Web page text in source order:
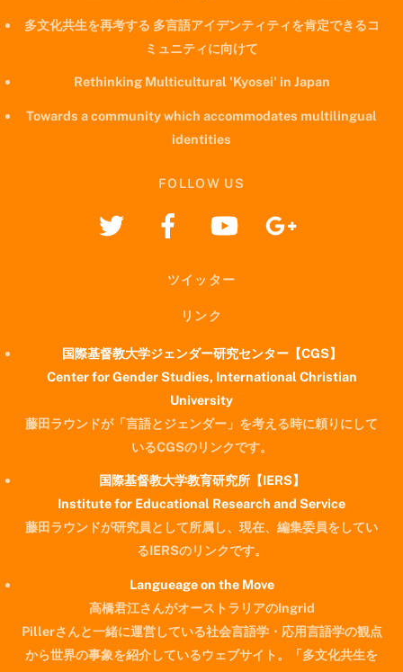
多文化共生を再考する 多言語アイデンティティを肯定できるコ
ミュニティに向けて
Rethinking Multicultural 'Kyosei' in Japan
Towards a community which accommodates multilingual
identities
FOLLOW US
ツイッター
リンク
国際基督教大学ジェンダー研究センター【CGS】
Center for Gender Studies, International Christian
University
藤田ラウンドが「言語とジェンダー」を考える時に頼りにして
いるCGSのリンクです。
国際基督教大学教育研究所【IERS】
Institute for Educational Research and Service
藤田ラウンドが研究員として所属し、現在、編集委員をしてい
るIERSのリンクです。
Langueage on the Move
高橋君江さんがオーストラリアのIngrid
Pillerさんと一緒に運営している社会言語学・応用言語学の観点
から世界の事象を紹介しているウェブサイト。「多文化共生を